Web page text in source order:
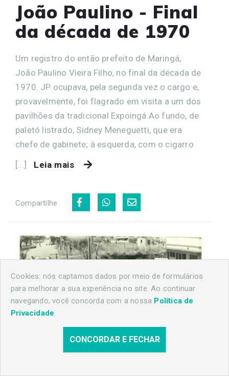
João Paulino - Final
da década de 1970
Um registro do então prefeito de Maringá,
João Paulino Vieira Filho, no final da década de
1970. JP ocupava, pela segunda vez o cargo e,
provavelmente, foi flagrado em visita a um dos
pavilhões da tradicional Expoingá.Ao fundo, de
paletó listrado, Sidney Meneguetti, que era
chefe de gabinete; à esquerda, com o cigarro
[...]
Leia mais
Compartilhe
Cookies: nós captamos dados por meio de formulários
para melhorar a sua experiência no site. Ao continuar
navegando, você concorda com a nossa Política de
Privacidade.
CONCORDAR E FECHAR